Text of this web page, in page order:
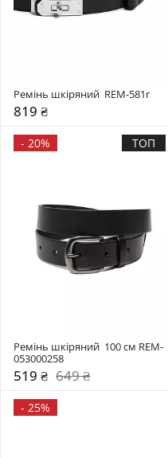
Ремінь шкіряний  REM-581r
819 ₴
- 20% ТОП
Ремінь шкіряний  100 см REM-
053000258
519 ₴ 649 ₴
- 25%